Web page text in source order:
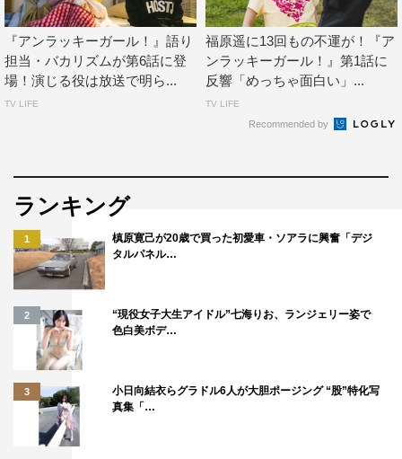
『アンラッキーガール！』語り
担当・バカリズムが第6話に登
場！演じる役は放送で明ら...
TV LIFE
福原遥に13回もの不運が！『ア
ンラッキーガール！』第1話に
反響「めっちゃ面白い」...
TV LIFE
Recommended by
ランキング
1
槙原寛己が20歳で買った初愛車・ソアラに興奮「デジ
タルパネル…
2
“現役女子大生アイドル”七海りお、ランジェリー姿で
色白美ボデ…
3
小日向結衣らグラドル6人が大胆ポージング “股”特化写
真集「…